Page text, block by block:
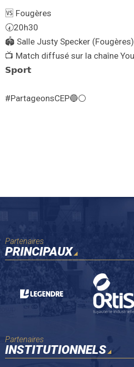
🆚 Fougères
🕢20h30
🏟️ Salle Justy Specker (Fougères)
📺 Match diffusé sur la chaîne
𝗦𝗽𝗼𝗿𝘁
#PartageonsCEP🔵⚪
Partenaires
PRINCIPAUX
Partenaires
INSTITUTIONNELS